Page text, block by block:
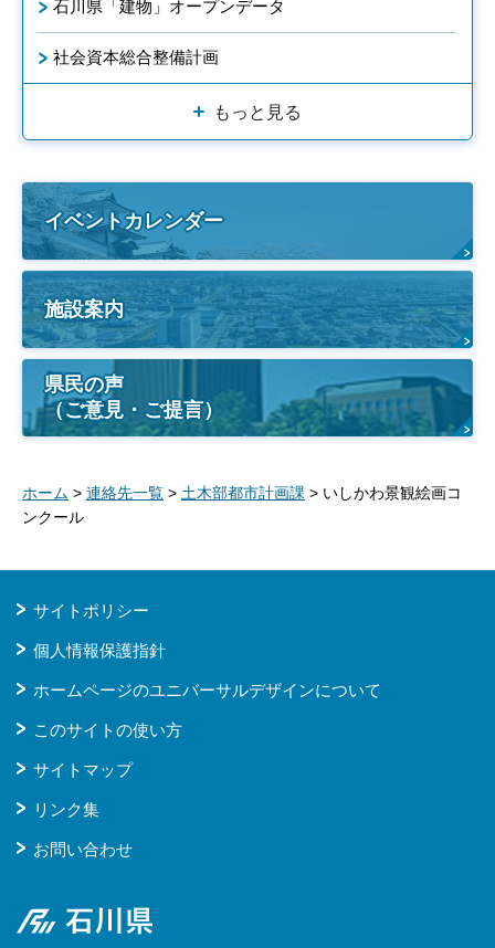
石川県「建物」オープンデータ
社会資本総合整備計画
もっと見る
イベントカレンダー
施設案内
県民の声
（ご意見・ご提言）
ホーム > 連絡先一覧 > 土木部都市計画課 > いしかわ景観絵画コ
ンクール
サイトポリシー
個人情報保護指針
ホームページのユニバーサルデザインについて
このサイトの使い方
サイトマップ
リンク集
お問い合わせ
石川県